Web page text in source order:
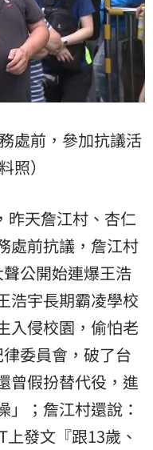
處前，參加抗議活
照）
昨天詹江村、杏仁
處前抗議，詹江村
公開始連爆王浩
浩宇長期霸凌學校
入侵校園，偷怕老
委員會，破了台
曾假扮替代役，進
」；詹江村還說：
上發文『跟13歲、